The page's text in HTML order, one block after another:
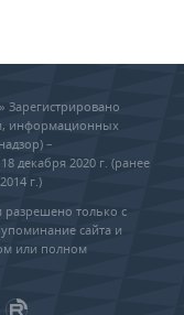
Зарегистрировано
информационных
–
декабря 2020 г. (ранее
г.)
разрешено только с
сайта и
или полном